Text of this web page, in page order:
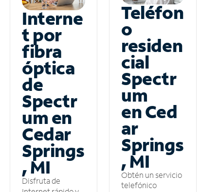
Interne
t por
fibra
óptica
de
Spectr
um en
Cedar
Springs
, MI
Disfruta de
Teléfon
o
residen
cial
Spectr
um
en Ced
ar
Springs
, MI
Obtén un servicio
telefónico